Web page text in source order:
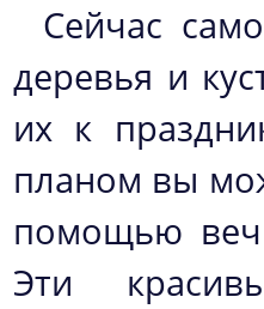
Сейчас
деревья и
их к
планом вы
помощью
Эти